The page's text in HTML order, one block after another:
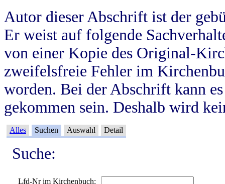
Autor dieser Abschrift ist der
Er weist auf folgende
von einer Kopie des Original-
zweifelsfreie Fehler im
worden. Bei der Abschrift kann
gekommen sein. Deshalb wird
Alles Suchen Auswahl Detail
Suche:
Lfd-Nr im Kirchenbuch: